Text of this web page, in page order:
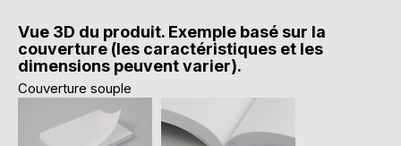
Vue 3D du produit. Exemple basé sur la
couverture (les caractéristiques et les
dimensions peuvent varier).
Couverture souple